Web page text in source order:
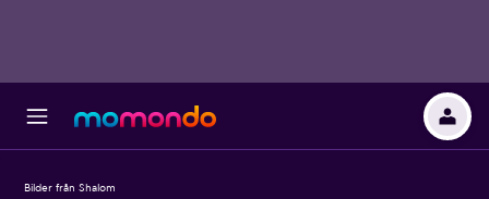
Bilder från Shalom